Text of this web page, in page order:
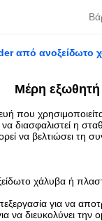
από ανοξείδωτο
Μέρη εξωθητή
που
διασφαλιστεί η
να βελτιώσει τη
χάλυβα ή
για να
να διευκολύνει